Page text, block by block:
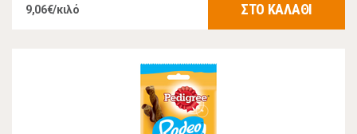
9,06€/κιλό ΣΤΟ ΚΑΛΑΘΙ